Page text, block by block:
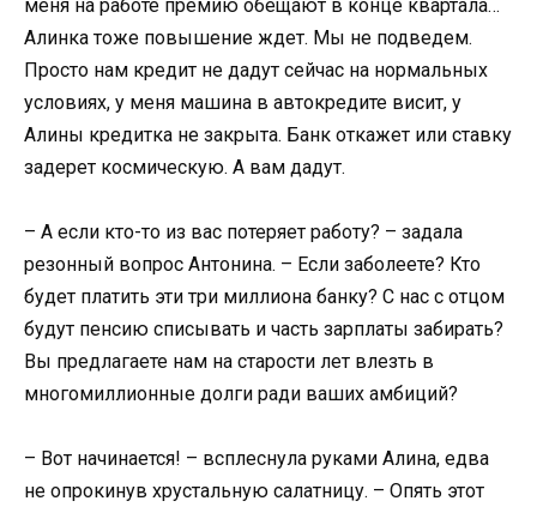
меня на работе премию обещают в конце квартала…
Алинка тоже повышение ждет. Мы не подведем.
Просто нам кредит не дадут сейчас на нормальных
условиях, у меня машина в автокредите висит, у
Алины кредитка не закрыта. Банк откажет или ставку
задерет космическую. А вам дадут.
– А если кто-то из вас потеряет работу? – задала
резонный вопрос Антонина. – Если заболеете? Кто
будет платить эти три миллиона банку? С нас с отцом
будут пенсию списывать и часть зарплаты забирать?
Вы предлагаете нам на старости лет влезть в
многомиллионные долги ради ваших амбиций?
– Вот начинается! – всплеснула руками Алина, едва
не опрокинув хрустальную салатницу. – Опять этот